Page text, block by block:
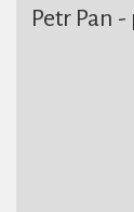
Petr Pan